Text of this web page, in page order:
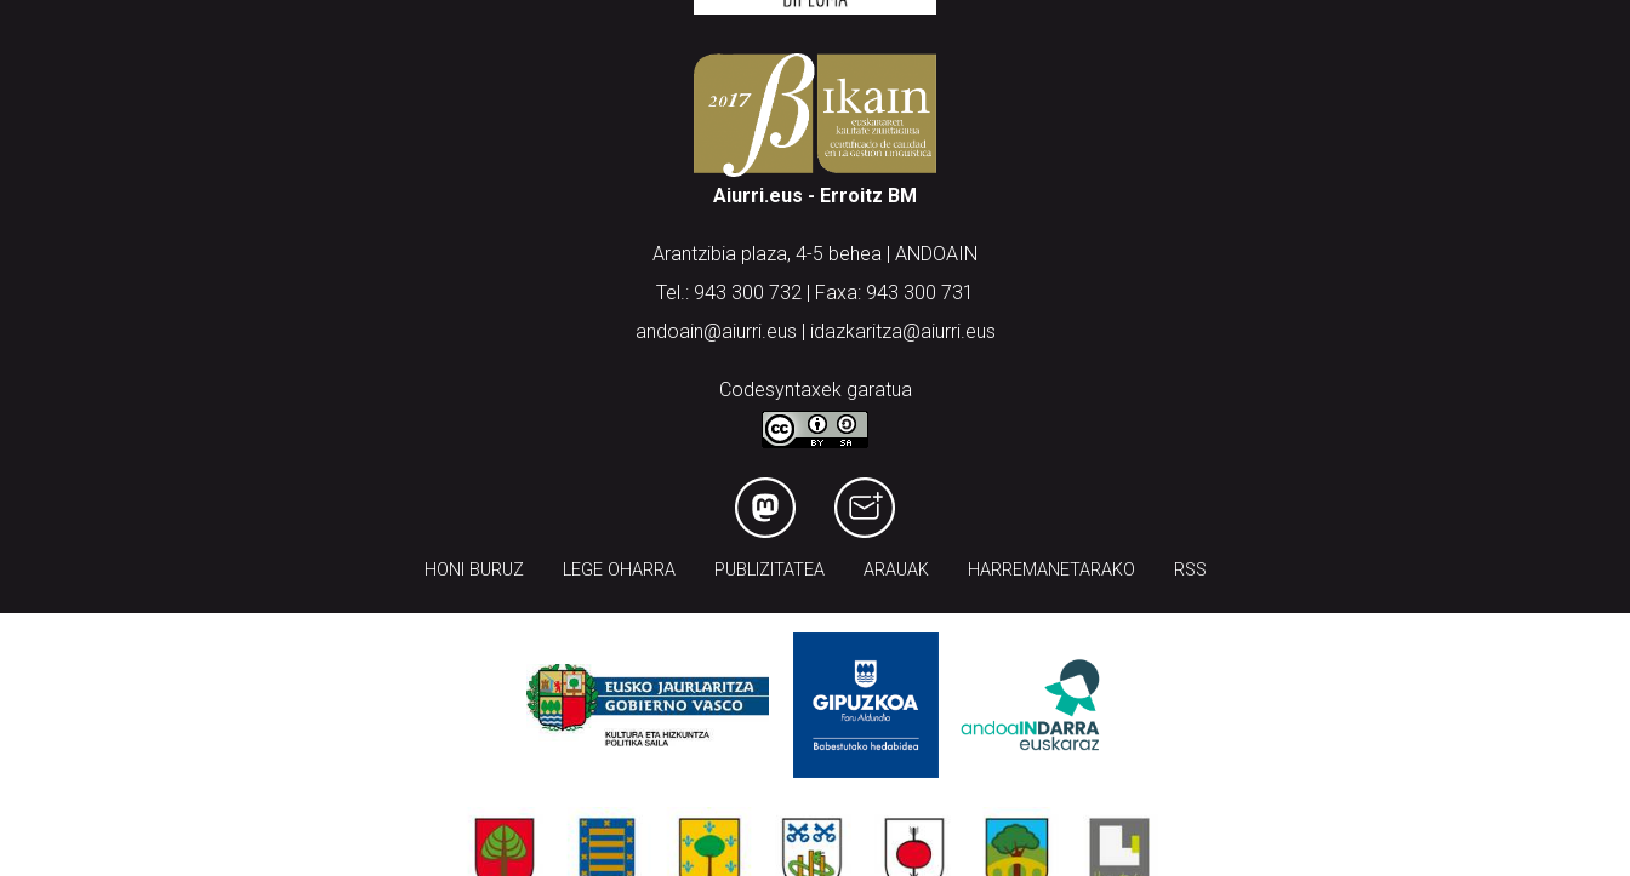
Aiurri.eus - Erroitz BM
Arantzibia plaza, 4-5 behea | ANDOAIN
Tel.: 943 300 732 | Faxa: 943 300 731
andoain@aiurri.eus | idazkaritza@aiurri.eus
Codesyntaxek garatua
HONI BURUZ LEGE OHARRA PUBLIZITATEA ARAUAK HARREMANETARAKO RSS